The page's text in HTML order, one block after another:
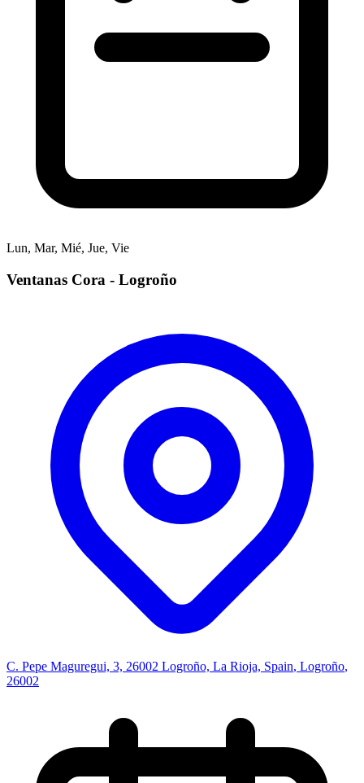
Lun, Mar, Mié, Jue, Vie
Ventanas Cora - Logroño
C. Pepe Maguregui, 3, 26002 Logroño, La Rioja, Spain, Logroño,
26002